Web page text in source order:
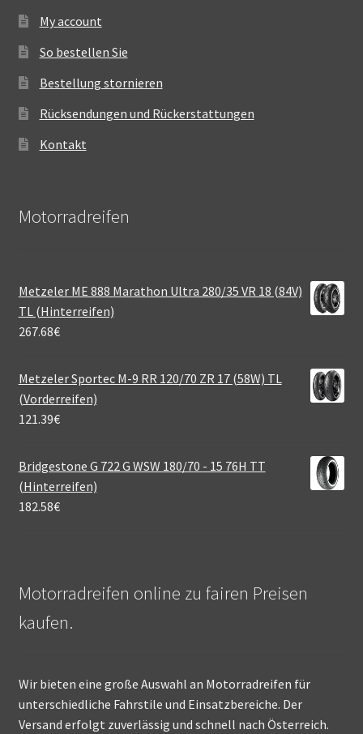
My account
So bestellen Sie
Bestellung stornieren
Rücksendungen und Rückerstattungen
Kontakt
Motorradreifen
Metzeler ME 888 Marathon Ultra 280/35 VR 18 (84V)
TL (Hinterreifen)
267.68€
Metzeler Sportec M-9 RR 120/70 ZR 17 (58W) TL
(Vorderreifen)
121.39€
Bridgestone G 722 G WSW 180/70 - 15 76H TT
(Hinterreifen)
182.58€
Motorradreifen online zu fairen Preisen
kaufen.
Wir bieten eine große Auswahl an Motorradreifen für
unterschiedliche Fahrstile und Einsatzbereiche. Der
Versand erfolgt zuverlässig und schnell nach Österreich.